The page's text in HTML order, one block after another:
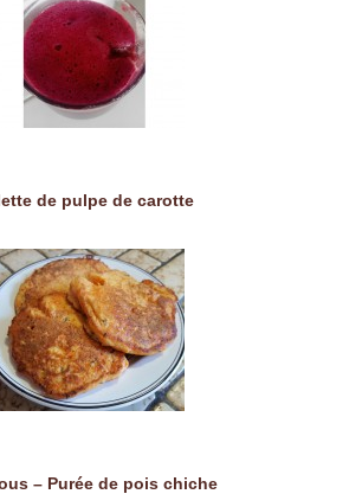
de pulpe de carotte
– Purée de pois chiche